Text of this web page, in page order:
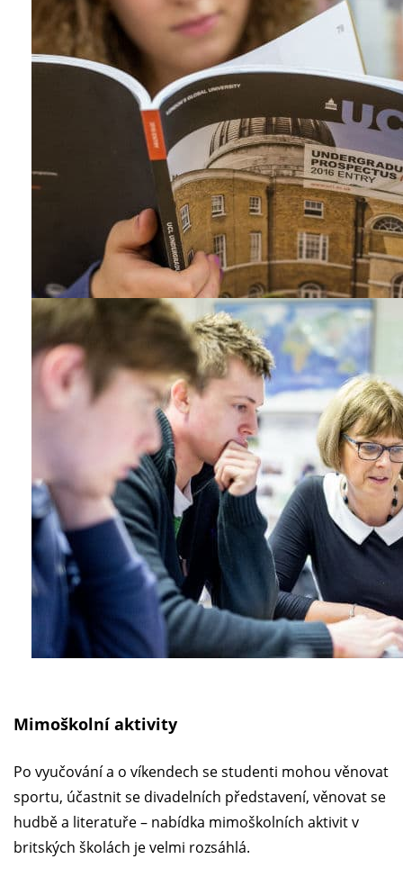
Mimoškolní aktivity
Po vyučování a o víkendech se studenti mohou věnovat
sportu, účastnit se divadelních představení, věnovat se
hudbě a literatuře – nabídka mimoškolních aktivit v
britských školách je velmi rozsáhlá.